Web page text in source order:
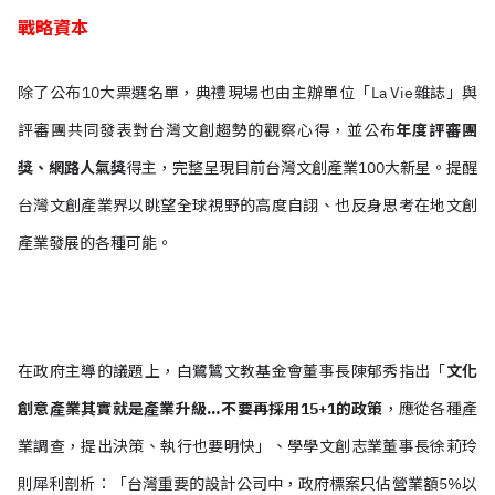
戰略資本
除了公布10大票選名單，典禮現場也由主辦單位「La Vie雜誌」與
評審團共同發表對台灣文創趨勢的觀察心得，並公布年度評審團
獎、網路人氣獎得主，完整呈現目前台灣文創產業100大新星。提醒
台灣文創產業界以眺望全球視野的高度自詡、也反身思考在地文創
產業發展的各種可能。
在政府主導的議題上，白鷺鷥文教基金會董事長陳郁秀指出「文化
創意產業其實就是產業升級…不要再採用15+1的政策 ，應從各種產
業調查，提出決策、執行也要明快」、學學文創志業董事長徐莉玲
則犀利剖析：「台灣重要的設計公司中，政府標案只佔營業額5%以